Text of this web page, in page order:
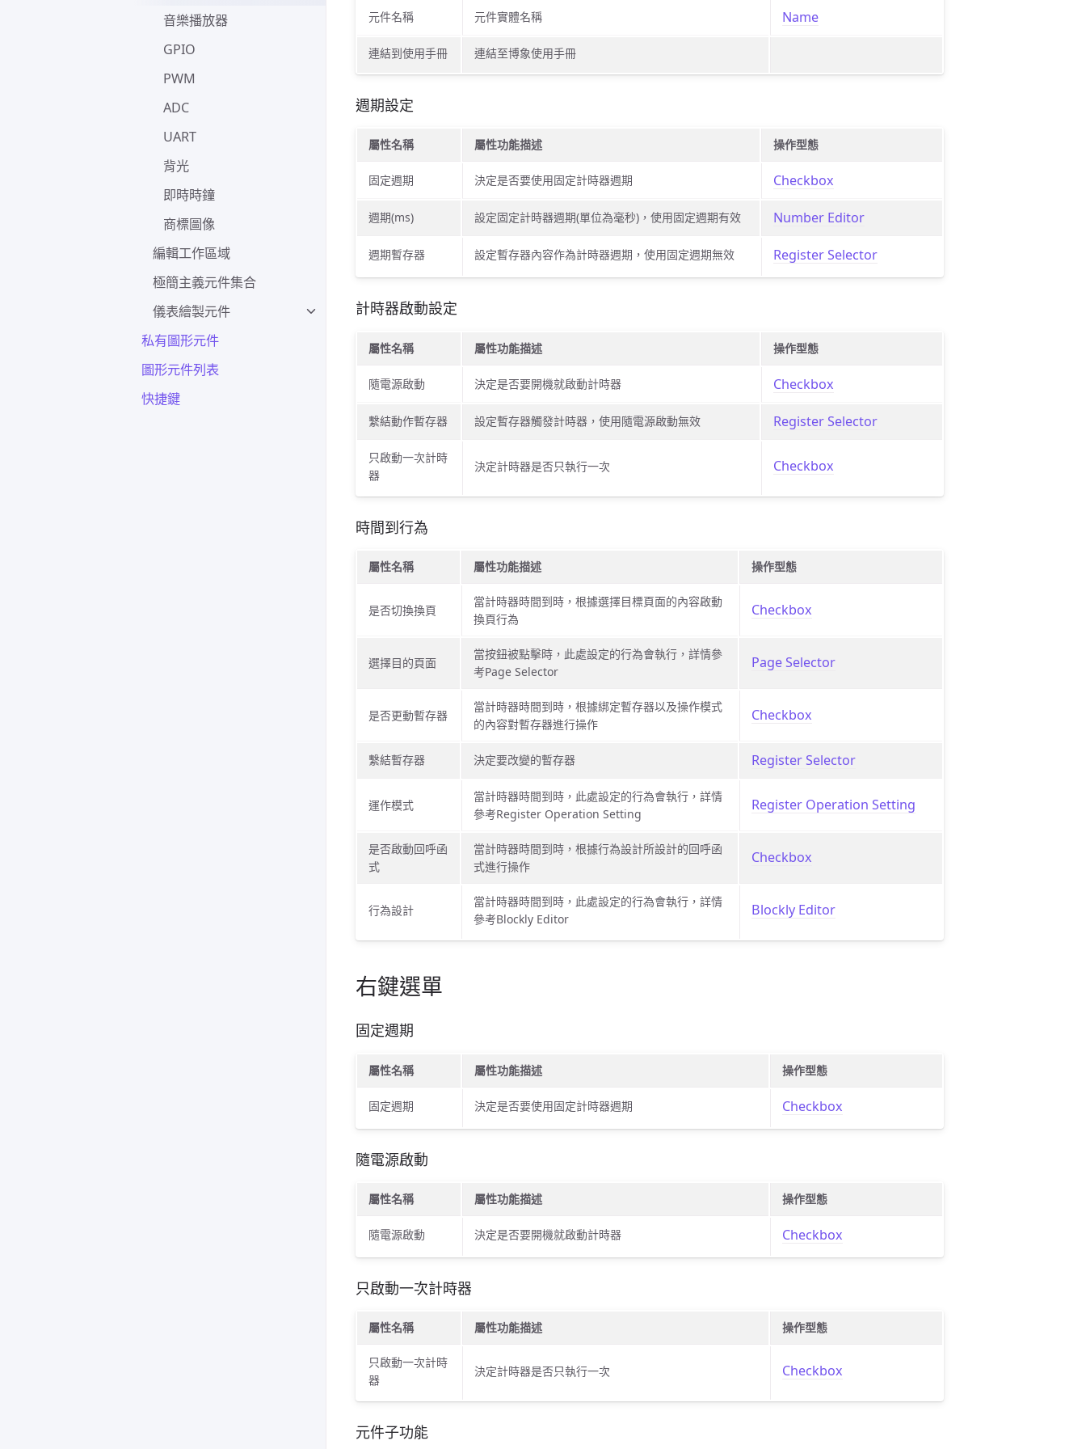
音樂播放器
GPIO
PWM
ADC
UART
背光
即時時鐘
商標圖像
編輯工作區域
極簡主義元件集合
儀表繪製元件
私有圖形元件
圖形元件列表
快捷鍵
元件名稱 元件實體名稱 Name
連結到使用手冊 連結至博象使用手冊
週期設定
屬性名稱 屬性功能描述 操作型態
固定週期 決定是否要使用固定計時器週期 Checkbox
週期(ms) 設定固定計時器週期(單位為毫秒)，使用固定週期有效 Number Editor
週期暫存器 設定暫存器內容作為計時器週期，使用固定週期無效 Register Selector
計時器啟動設定
屬性名稱 屬性功能描述 操作型態
隨電源啟動 決定是否要開機就啟動計時器 Checkbox
繫結動作暫存器 設定暫存器觸發計時器，使用隨電源啟動無效 Register Selector
只啟動一次計時
器
決定計時器是否只執行一次 Checkbox
時間到行為
屬性名稱 屬性功能描述 操作型態
是否切換換頁
當計時器時間到時，根據選擇目標頁面的內容啟動
換頁行為
Checkbox
選擇目的頁面
當按鈕被點擊時，此處設定的行為會執行，詳情參
考Page Selector
Page Selector
是否更動暫存器
當計時器時間到時，根據綁定暫存器以及操作模式
的內容對暫存器進行操作
Checkbox
繫結暫存器 決定要改變的暫存器 Register Selector
運作模式
當計時器時間到時，此處設定的行為會執行，詳情
參考Register Operation Setting
Register Operation Setting
是否啟動回呼函
式
當計時器時間到時，根據行為設計所設計的回呼函
式進行操作
Checkbox
行為設計
當計時器時間到時，此處設定的行為會執行，詳情
參考Blockly Editor
Blockly Editor
右鍵選單
固定週期
屬性名稱 屬性功能描述 操作型態
固定週期 決定是否要使用固定計時器週期 Checkbox
隨電源啟動
屬性名稱 屬性功能描述 操作型態
隨電源啟動 決定是否要開機就啟動計時器 Checkbox
只啟動一次計時器
屬性名稱 屬性功能描述 操作型態
只啟動一次計時
器
決定計時器是否只執行一次 Checkbox
元件子功能